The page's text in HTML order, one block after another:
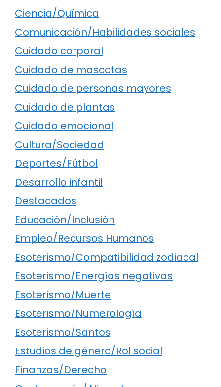
Ciencia/Química
Comunicación/Habilidades sociales
Cuidado corporal
Cuidado de mascotas
Cuidado de personas mayores
Cuidado de plantas
Cuidado emocional
Cultura/Sociedad
Deportes/Fútbol
Desarrollo infantil
Destacados
Educación/Inclusión
Empleo/Recursos Humanos
Esoterismo/Compatibilidad zodiacal
Esoterismo/Energías negativas
Esoterismo/Muerte
Esoterismo/Numerología
Esoterismo/Santos
Estudios de género/Rol social
Finanzas/Derecho